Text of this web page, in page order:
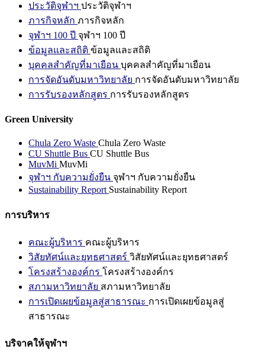
ประวัติจุฬาฯ ประวัติจุฬาฯ
ภารกิจหลัก ภารกิจหลัก
จุฬาฯ 100 ปี จุฬาฯ 100 ปี
ข้อมูลและสถิติ ข้อมูลและสถิติ
บุคคลสำคัญที่มาเยือน บุคคลสำคัญที่มาเยือน
การจัดอันดับมหาวิทยาลัย การจัดอันดับมหาวิทยาลัย
การรับรองหลักสูตร การรับรองหลักสูตร
Green University
Chula Zero Waste Chula Zero Waste
CU Shuttle Bus CU Shuttle Bus
MuvMi MuvMi
จุฬาฯ กับความยั่งยืน จุฬาฯ กับความยั่งยืน
Sustainability Report Sustainability Report
การบริหาร
คณะผู้บริหาร คณะผู้บริหาร
วิสัยทัศน์และยุทธศาสตร์ วิสัยทัศน์และยุทธศาสตร์
โครงสร้างองค์กร โครงสร้างองค์กร
สภามหาวิทยาลัย สภามหาวิทยาลัย
การเปิดเผยข้อมูลสู่สาธารณะ การเปิดเผยข้อมูลสู่
สาธารณะ
บริจาคให้จุฬาฯ